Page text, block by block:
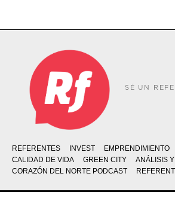
SÉ UN
REFERENTES INVEST EMPRENDIMIENTO
CALIDAD DE VIDA
GREEN CITY
ANÁLISIS
CORAZÓN DEL NORTE PODCAST